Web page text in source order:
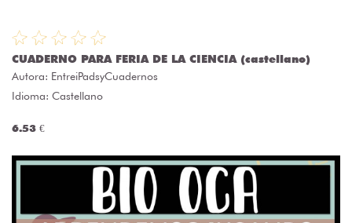
CUADERNO PARA FERIA DE LA CIENCIA (castellano)
Autora: EntreiPadsyCuadernos
Idioma: Castellano
6.53 €